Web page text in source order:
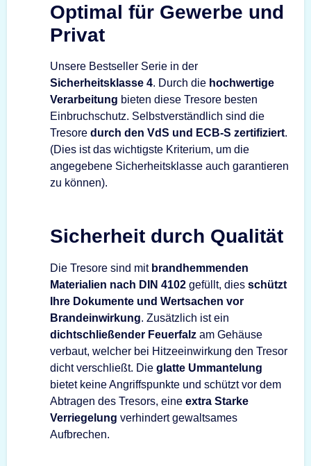
Optimal für Gewerbe und
Privat
Unsere Bestseller Serie in der
Sicherheitsklasse 4. Durch die hochwertige
Verarbeitung bieten diese Tresore besten
Einbruchschutz. Selbstverständlich sind die
Tresore durch den VdS und ECB-S zertifiziert.
(Dies ist das wichtigste Kriterium, um die
angegebene Sicherheitsklasse auch garantieren
zu können).
Sicherheit durch Qualität
Die Tresore sind mit brandhemmenden
Materialien nach DIN 4102 gefüllt, dies schützt
Ihre Dokumente und Wertsachen vor
Brandeinwirkung. Zusätzlich ist ein
dichtschließender Feuerfalz am Gehäuse
verbaut, welcher bei Hitzeeinwirkung den Tresor
dicht verschließt. Die glatte Ummantelung
bietet keine Angriffspunkte und schützt vor dem
Abtragen des Tresors, eine extra Starke
Verriegelung verhindert gewaltsames
Aufbrechen.